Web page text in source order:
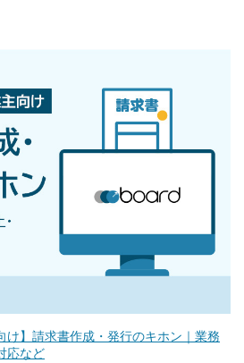
け】請求書作成・発行のキホン｜業務
応など